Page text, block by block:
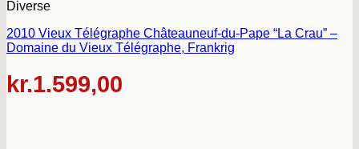
Diverse
2010 Vieux Télégraphe Châteauneuf-du-Pape “La Crau” –
Domaine du Vieux Télégraphe, Frankrig
kr.1.599,00